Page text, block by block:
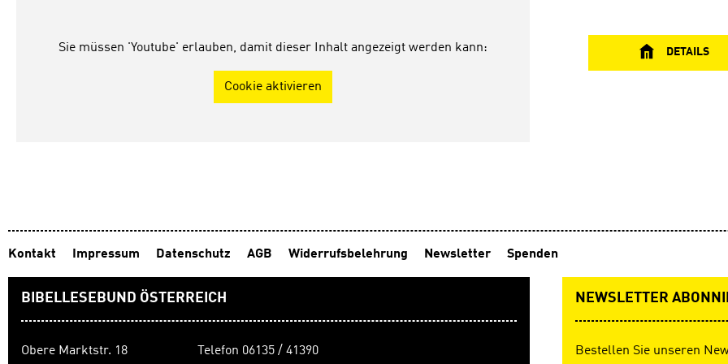
Sie müssen 'Youtube' erlauben, damit dieser Inhalt angezeigt werden kann:
Cookie aktivieren
Weihnachtsbotschaft zu
Faltkarte, 10,5 x 21 cmMit
DETAILS
Kontakt Impressum Datenschutz AGB Widerrufsbelehrung Newsletter Spenden
BIBELLESEBUND ÖSTERREICH
Obere Marktstr. 18 Telefon 06135 / 41390
NEWSLETTER
Bestellen Sie unseren